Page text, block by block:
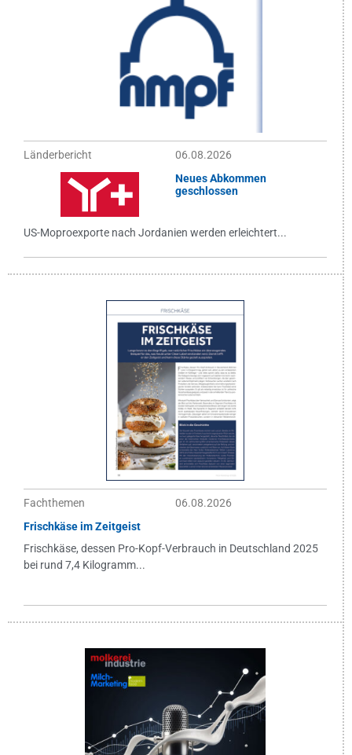
Länderbericht
06.08.2026
Neues Abkommen
geschlossen
US-Moproexporte nach Jordanien werden erleichtert...
Fachthemen
06.08.2026
Frischkäse im Zeitgeist
Frischkäse, dessen Pro-Kopf-Verbrauch in Deutschland 2025
bei rund 7,4 Kilogramm...